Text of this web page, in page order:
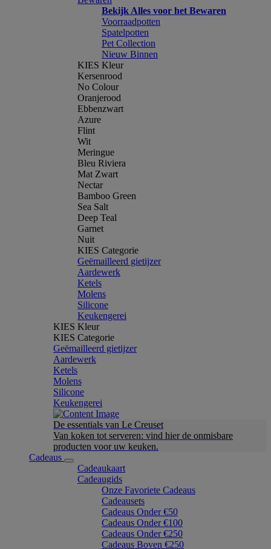
Bekijk Alles voor het Bewaren
Voorraadpotten
Spatelpotten
Pet Collection
Nieuw Binnen
KIES Kleur
Kersenrood
No Colour
Oranjerood
Ebbenzwart
Azure
Flint
Wit
Meringue
Bleu Riviera
Mat Zwart
Nectar
Bamboo Green
Sea Salt
Deep Teal
Garnet
Nuit
KIES Categorie
Geëmailleerd gietijzer
Aardewerk
Ketels
Molens
Silicone
Keukengerei
KIES Kleur
KIES Categorie
Geëmailleerd gietijzer
Aardewerk
Ketels
Molens
Silicone
Keukengerei
De essentials van Le Creuset
Van koken tot serveren: vind hier de onmisbare
producten voor uw keuken.
Cadeaus
Cadeaukaart
Cadeaugids
Onze Favoriete Cadeaus
Cadeausets
Cadeaus Onder €50
Cadeaus Onder €100
Cadeaus Onder €250
Cadeaus Boven €250